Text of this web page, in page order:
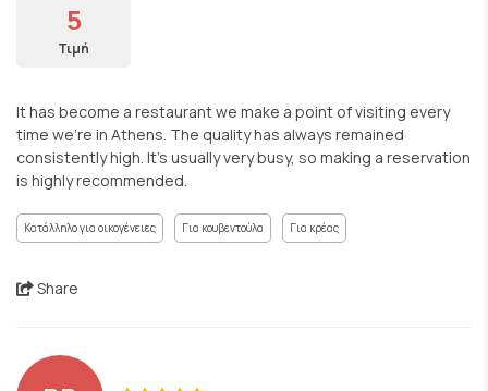
5
Τιμή
It has become a restaurant we make a point of visiting every
time we’re in Athens. The quality has always remained
consistently high. It’s usually very busy, so making a reservation
is highly recommended.
Κατάλληλο για οικογένειες Για κουβεντούλα Για κρέας
Share